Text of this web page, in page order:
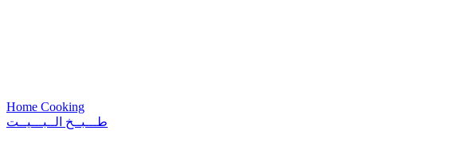
Home Cooking
طـــبــخ الــبـــيــت